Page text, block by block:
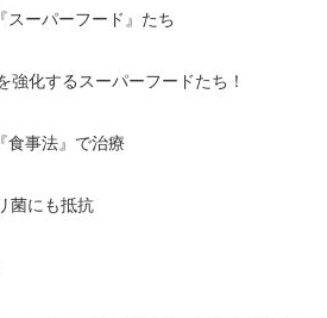
スーパーフード』たち
強化するスーパーフードたち！
食事法』で治療
菌にも抵抗